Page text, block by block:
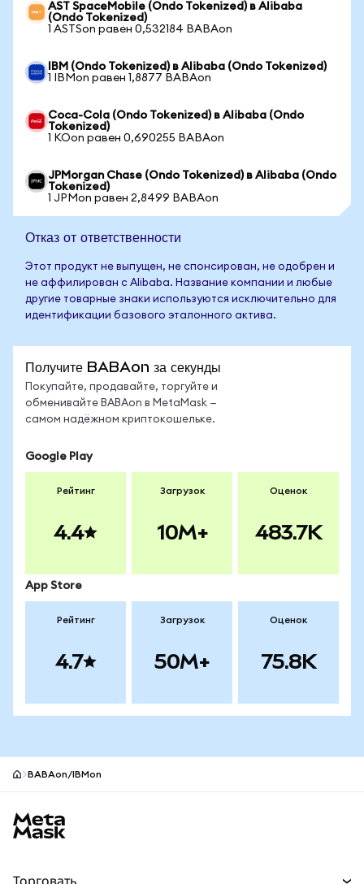
AST SpaceMobile (Ondo Tokenized) в Alibaba
(Ondo Tokenized)
1 ASTSon равен 0,532184 BABAon
IBM (Ondo Tokenized) в Alibaba (Ondo Tokenized)
1 IBMon равен 1,8877 BABAon
Coca-Cola (Ondo Tokenized) в Alibaba (Ondo
Tokenized)
1 KOon равен 0,690255 BABAon
JPMorgan Chase (Ondo Tokenized) в Alibaba (Ondo
Tokenized)
1 JPMon равен 2,8499 BABAon
Отказ от ответственности
Этот продукт не выпущен, не спонсирован, не одобрен и
не аффилирован с Alibaba. Название компании и любые
другие товарные знаки используются исключительно для
идентификации базового эталонного актива.
Получите BABAon за секунды
Покупайте, продавайте, торгуйте и
обменивайте BABAon в MetaMask —
самом надёжном криптокошельке.
Google Play
Рейтинг
4.4
Загрузок
10M+
Оценок
483.7K
App Store
Рейтинг
4.7
Загрузок
50M+
Оценок
75.8K
BABAon/IBMon
Торговать